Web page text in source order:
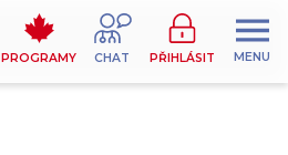
PROGRAMY CHAT PŘIHLÁSIT MENU